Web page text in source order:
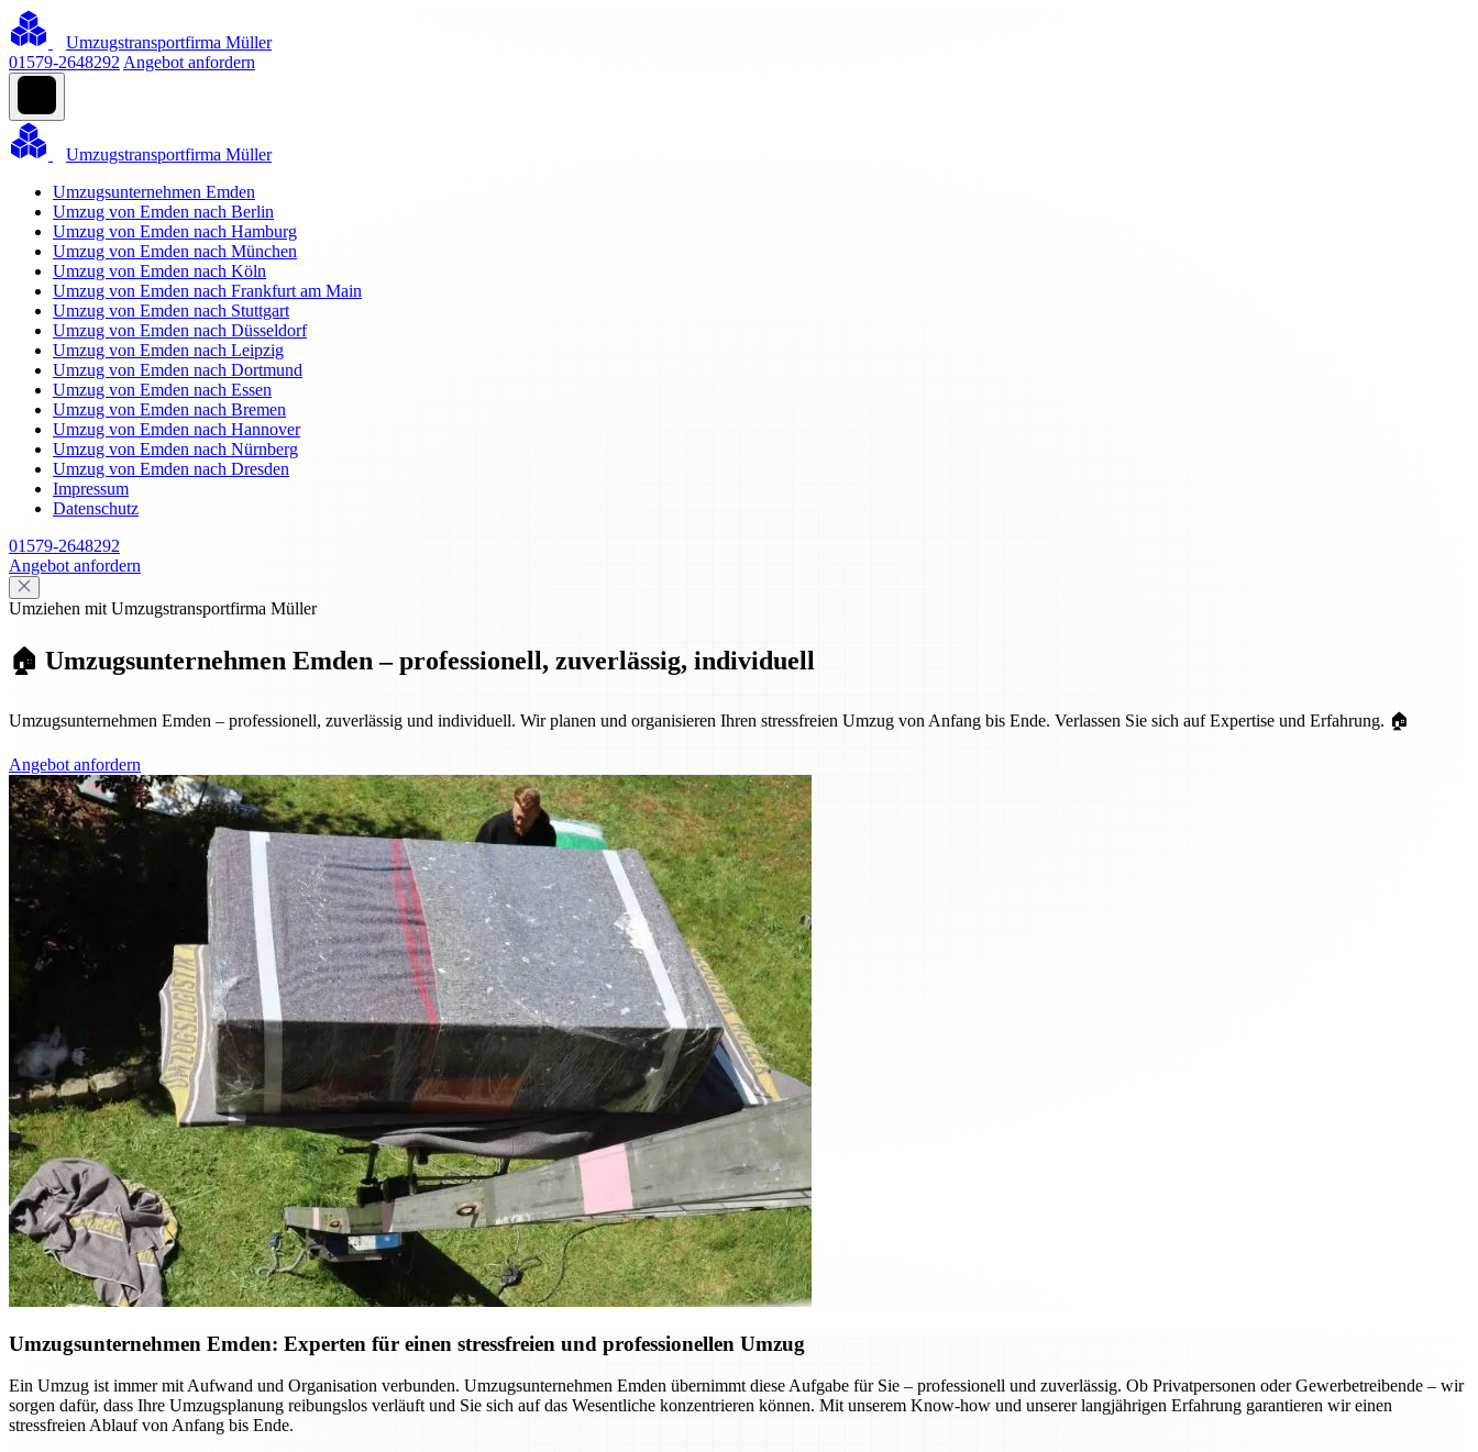
Umzugstransportfirma Müller
01579-2648292 Angebot anfordern
Umzugstransportfirma Müller
Umzugsunternehmen Emden
Umzug von Emden nach Berlin
Umzug von Emden nach Hamburg
Umzug von Emden nach München
Umzug von Emden nach Köln
Umzug von Emden nach Frankfurt am Main
Umzug von Emden nach Stuttgart
Umzug von Emden nach Düsseldorf
Umzug von Emden nach Leipzig
Umzug von Emden nach Dortmund
Umzug von Emden nach Essen
Umzug von Emden nach Bremen
Umzug von Emden nach Hannover
Umzug von Emden nach Nürnberg
Umzug von Emden nach Dresden
Impressum
Datenschutz
01579-2648292
Angebot anfordern
Umziehen mit Umzugstransportfirma Müller
🏠 Umzugsunternehmen Emden – professionell, zuverlässig, individuell
Umzugsunternehmen Emden – professionell, zuverlässig und individuell. Wir planen und organisieren Ihren stressfreien Umzug von Anfang bis Ende. Verlassen Sie sich auf Expertise und Erfahrung. 🏠
Angebot anfordern
Umzugsunternehmen Emden: Experten für einen stressfreien und professionellen Umzug
Ein Umzug ist immer mit Aufwand und Organisation verbunden. Umzugsunternehmen Emden übernimmt diese Aufgabe für Sie – professionell und zuverlässig. Ob Privatpersonen oder Gewerbetreibende – wir
sorgen dafür, dass Ihre Umzugsplanung reibungslos verläuft und Sie sich auf das Wesentliche konzentrieren können. Mit unserem Know-how und unserer langjährigen Erfahrung garantieren wir einen
stressfreien Ablauf von Anfang bis Ende.